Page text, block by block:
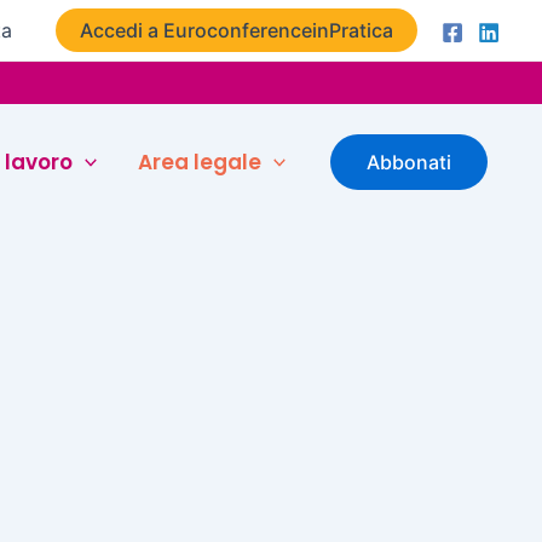
Accedi a EuroconferenceinPratica
lavoro Area legale Abbonati